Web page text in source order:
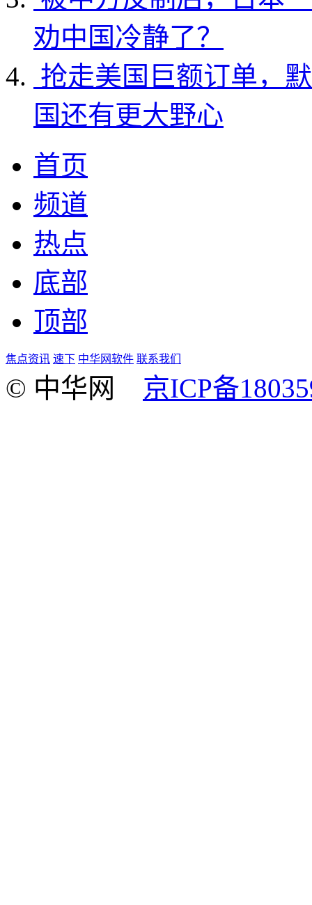
劝中国冷静了？
抢走美国巨额订单，
国还有更大野心
首页
频道
热点
底部
顶部
焦点资讯 速下 中华网软件 联系我们
© 中华网 京ICP备